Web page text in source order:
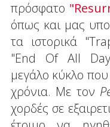
πρόσφατο "
όπως και μας
τα ιστορικά
"End Of All
μεγάλο κύκλο
χρόνια. Με τον
χορδές σε